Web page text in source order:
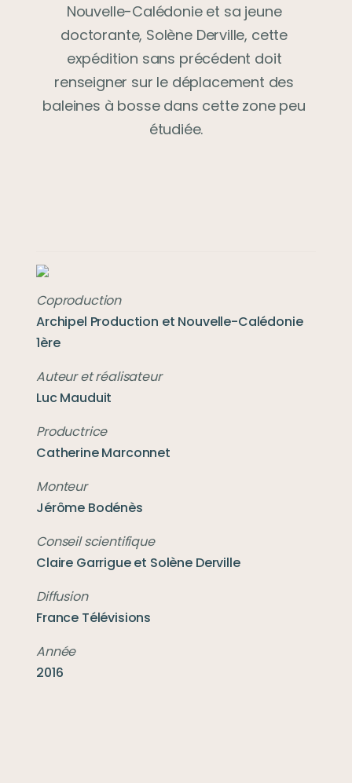
Nouvelle-Calédonie et sa jeune
doctorante, Solène Derville, cette
expédition sans précédent doit
renseigner sur le déplacement des
baleines à bosse dans cette zone peu
étudiée.
Coproduction
Archipel Production et Nouvelle-Calédonie
1ère
Auteur et réalisateur
Luc Mauduit
Productrice
Catherine Marconnet
Monteur
Jérôme Bodénès
Conseil scientifique
Claire Garrigue et Solène Derville
Diffusion
France Télévisions
Année
2016